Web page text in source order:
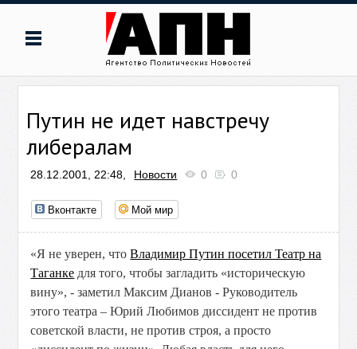
Путин не идет навстречу
либералам
28.12.2001, 22:48, Новости 0 0
Вконтакте Мой мир
«Я не уверен, чтоВладимир Путин посетил Театр на
Таганке для того, чтобы загладить «историческую
вину», - заметил Максим Дианов - Руководитель
этого театра – Юрий Любимов диссидент не против
советской власти, не против строя, а просто